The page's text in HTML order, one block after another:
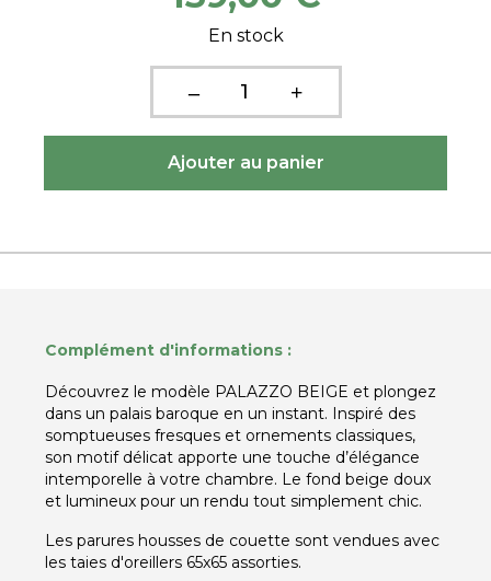
En stock
Complément d'informations :
Découvrez le modèle PALAZZO BEIGE et plongez
dans un palais baroque en un instant. Inspiré des
somptueuses fresques et ornements classiques,
son motif délicat apporte une touche d’élégance
intemporelle à votre chambre. Le fond beige doux
et lumineux pour un rendu tout simplement chic.
Les parures housses de couette sont vendues avec
les taies d'oreillers 65x65 assorties.